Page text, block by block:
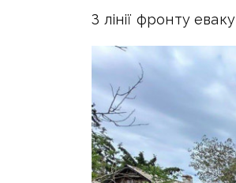
З лінії фронту